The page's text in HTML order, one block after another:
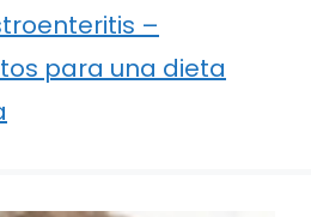
–
para una dieta